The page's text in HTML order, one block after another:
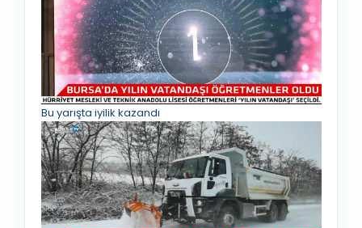
Bu yarışta iyilik kazandı